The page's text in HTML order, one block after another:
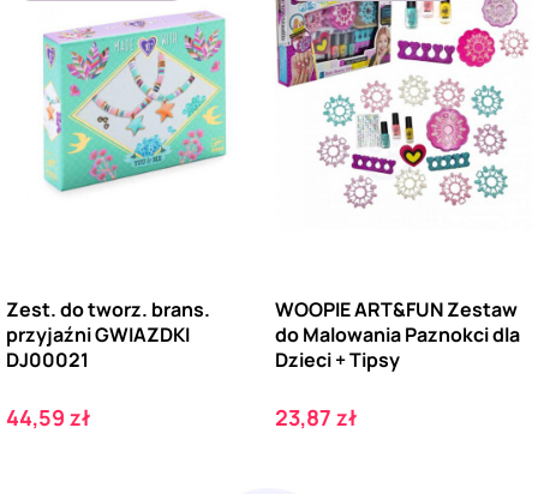
Zest. do tworz. brans.
przyjaźni GWIAZDKI
DJ00021
Cena
44,59 zł
WOOPIE ART&FUN Zestaw
do Malowania Paznokci dla
Dzieci + Tipsy
Cena
23,87 zł